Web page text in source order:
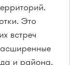
Это
встреч
и района.